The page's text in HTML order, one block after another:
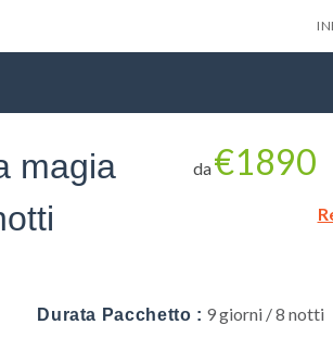
magia
da€1890
Durata Pacchetto : 9 giorni / 8 notti